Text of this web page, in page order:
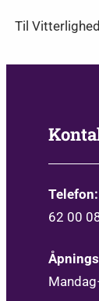
Til
Telefon:
62 00